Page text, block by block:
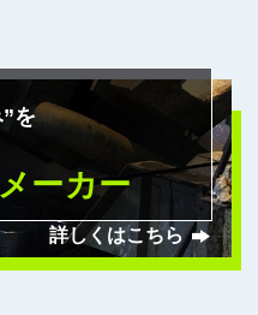
社（旧：稲垣鉄工株
を
ーカー
詳しくはこちら